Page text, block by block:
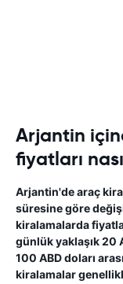
Arjantin
fiyatları
Arjantin'de araç
süresine göre
kiralamalarda
günlük yaklaşık 20
100 ABD doları
kiralamalar